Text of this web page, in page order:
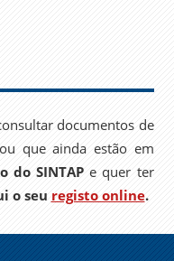
documentos de
que ainda estão em
do SINTAPe quer ter
o seu registo online.